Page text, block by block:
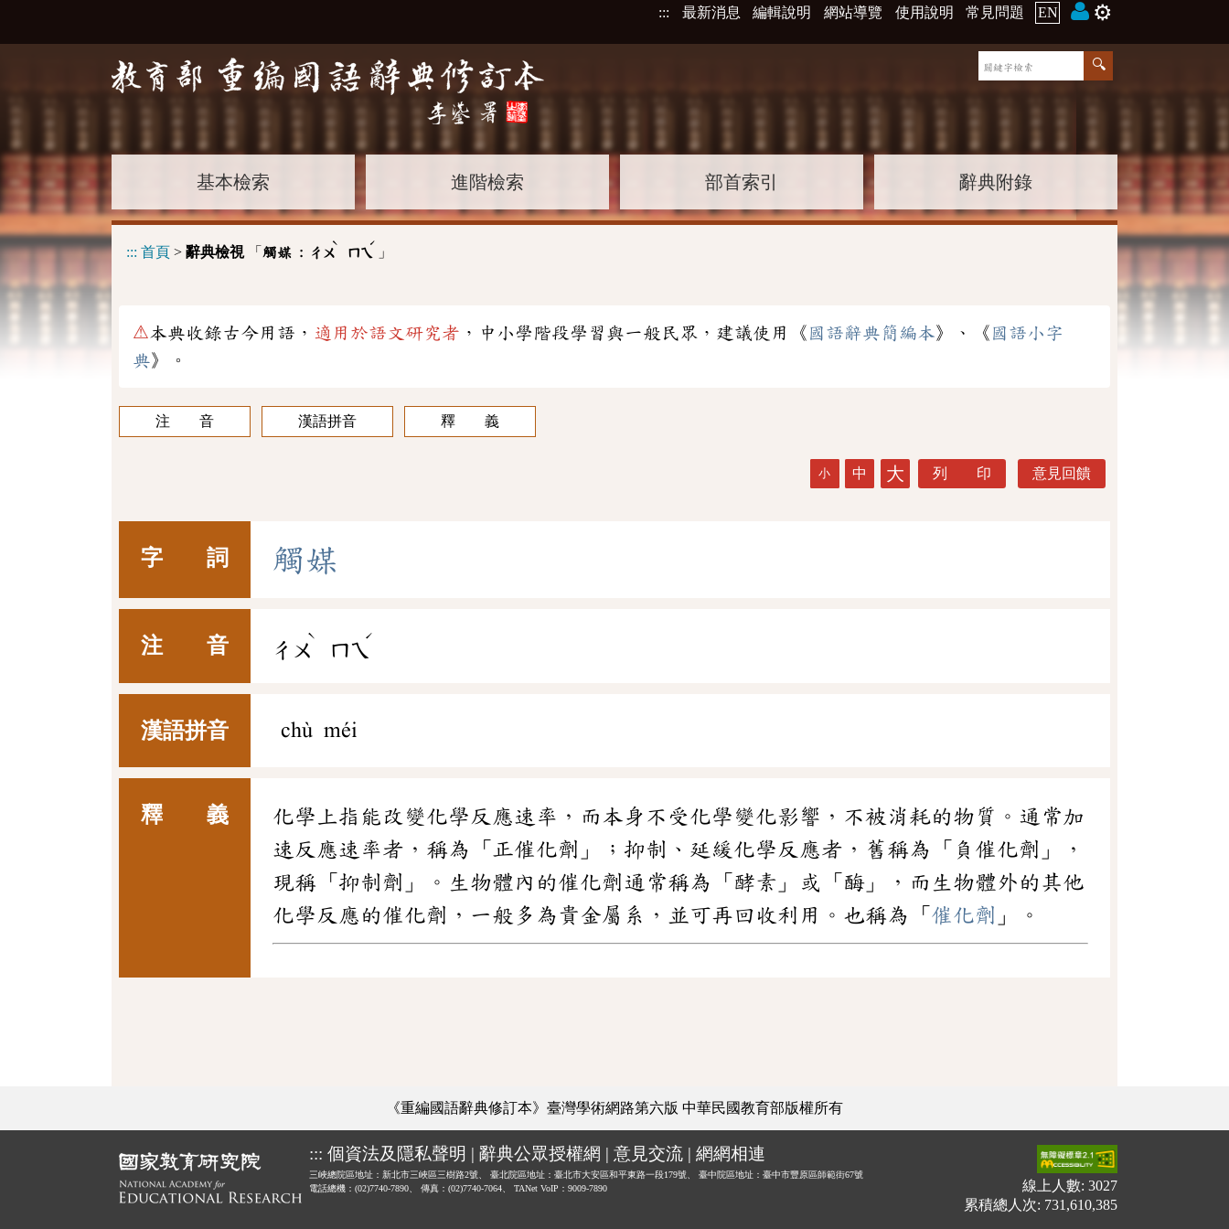
::: 最新消息 編輯說明 網站導覽 使用說明 常見問題 EN ⚙️
基本檢索 進階檢索 部首索引 辭典附錄
::: 首頁 > 辭典檢視「 觸媒 : ㄔㄨ
ˋ
ㄇㄟ
ˊ
」
⚠本典收錄古今用語， 適用於語文研究者 ，中小學階段學習與一般民眾，建議使用《 國語辭典簡編本》、《 國語小字
典》。
注 音 漢語拼音 釋 義
小 中 大 列 印 意見回饋
字 詞 觸媒
注 音 ㄔㄨ
ˋ
ㄇㄟ
ˊ
漢語拼音 chù méi
釋 義
化學上指能改變化學反應速率，而本身不受化學變化影響，不被消耗的物質。通常加
速反應速率者，稱為「正催化劑」；抑制、延緩化學反應者，舊稱為「負催化劑」，
現稱「抑制劑」。生物體內的催化劑通常稱為「酵素」或「酶」，而生物體外的其他
化學反應的催化劑，一般多為貴金屬系，並可再回收利用。也稱為「 催化劑 」。
《重編國語辭典修訂本》臺灣學術網路第六版 中華民國教育部版權所有
::: 個資法及隱私聲明 | 辭典公眾授權網 | 意見交流 | 網網相連
三峽總院區地址：新北市三峽區三樹路2號、 臺北院區地址：臺北市大安區和平東路一段179號、
臺中院區地址：臺中市豐原區師範街67號
電話總機：(02)7740-7890、
傳真：(02)7740-7064、 TANet VoIP：9009-7890
線上人數: 3027
累積總人次: 731,610,385